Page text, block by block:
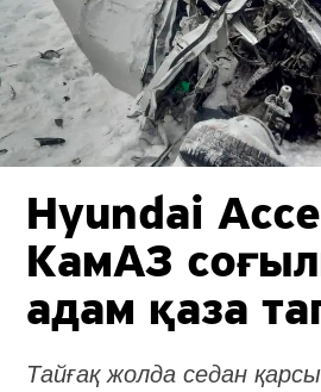
Hyundai
КамАЗ
адам қаза
Тайғақ жолда седан